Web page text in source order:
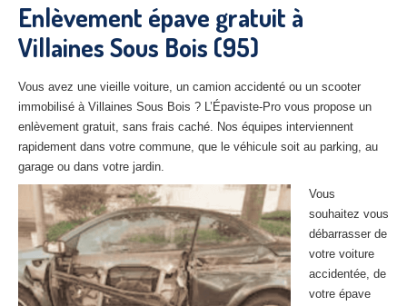
28– Eure-et-Loir
10– Aube
02– Aisne
les secteurs
CENTREVHU AGRÉE
Centreagréé VHU Paris 75 : casse auto avec destruction
Centreagréé VHU 77 : casse auto avec destruction
Enlèvement épave gratuit à
Villaines Sous Bois (95)
Vous avez une vieille voiture, un camion accidenté ou un scooter
immobilisé à Villaines Sous Bois ? L’Épaviste-Pro vous propose un
enlèvement gratuit, sans frais caché. Nos équipes interviennent
rapidement dans votre commune, que le véhicule soit au parking, au
garage ou dans votre jardin.
Vous
souhaitez vous
débarrasser de
votre voiture
accidentée, de
votre épave